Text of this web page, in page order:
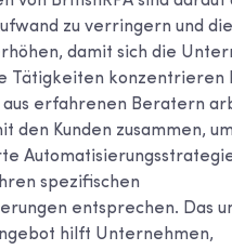
zu verringern und die
damit sich die
Tätigkeiten konzentrieren
aus erfahrenen Beratern
den Kunden zusammen, um
spezifischen
entsprechen. Das
hilft Unternehmen,